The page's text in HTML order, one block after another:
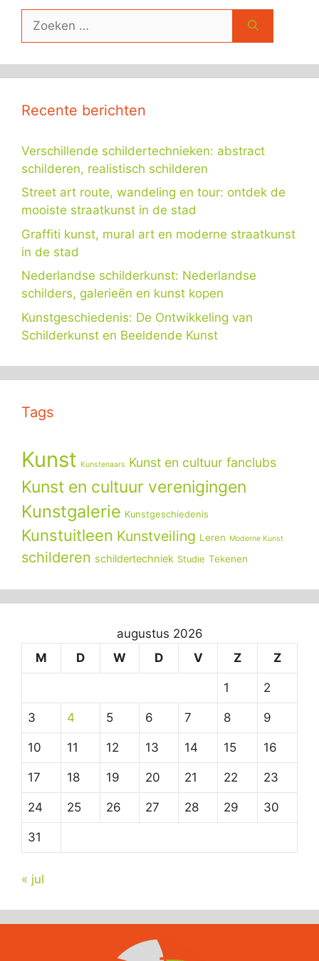
naar:
Recente berichten
Verschillende schildertechnieken: abstract
schilderen, realistisch schilderen
Street art route, wandeling en tour: ontdek de
mooiste straatkunst in de stad
Graffiti kunst, mural art en moderne straatkunst
in de stad
Nederlandse schilderkunst: Nederlandse
schilders, galerieën en kunst kopen
Kunstgeschiedenis: De Ontwikkeling van
Schilderkunst en Beeldende Kunst
Tags
Kunst Kunstenaars Kunst en cultuur fanclubs
Kunst en cultuur verenigingen
Kunstgalerie Kunstgeschiedenis
Kunstuitleen Kunstveiling Leren Moderne Kunst
schilderen schildertechniek Studie Tekenen
augustus 2026
M
D W D V Z Z
1 2
3 4 5 6 7 8 9
10 11 12 13 14 15 16
17 18 19 20 21 22 23
24 25 26 27 28 29 30
31
« jul